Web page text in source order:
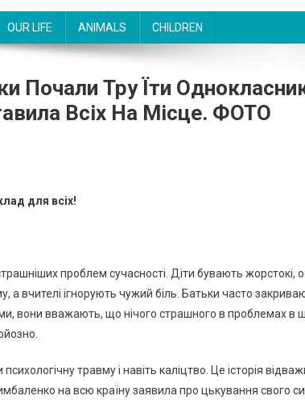
OUR LIFE ANIMALS CHILDREN
Почали Тру Їти
Всіх На Місце. ФОТО
для всіх!
проблем сучасності. Діти бувають жорстокі,
а вчителі ігнорують чужий біль. Батьки часто
вони вважають, що нічого страшного в проблемах в
травму і навіть каліцтво. Це історія
на всю країну заявила про цькування свого